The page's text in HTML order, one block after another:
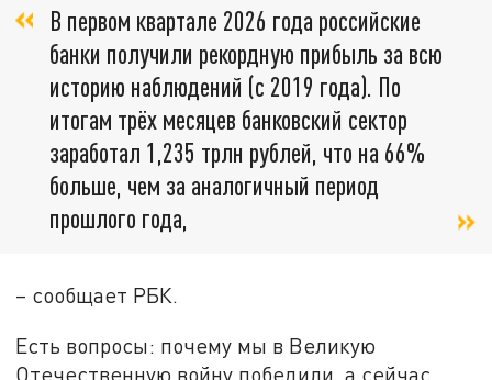
В первом квартале 2026 года российские
банки получили рекордную прибыль за всю
историю наблюдений (с 2019 года). По
итогам трёх месяцев банковский сектор
заработал 1,235 трлн рублей, что на 66%
больше, чем за аналогичный период
прошлого года,
– сообщает РБК.
Есть вопросы: почему мы в Великую
Отечественную войну победили, а сейчас